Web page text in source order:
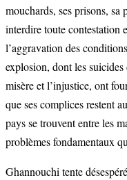
mouchards, ses prisons, sa
interdire toute contestation
l’aggravation des
explosion, dont les suicides
misère et l’injustice, ont
que ses complices restent
pays se trouvent entre les
problèmes fondamentaux
Ghannouchi tente